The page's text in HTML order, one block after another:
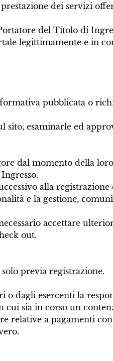
dei servizi
del Titolo di
legittimamente e in
pubblicata o
esaminarle ed
dal momento della
alla registrazione
e la gestione,
accettare
out.
previa registrazione.
dagli esercenti la
sia in corso un
a pagamenti